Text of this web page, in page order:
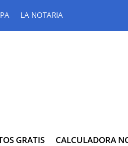
LA NOTARIA
GRATIS CALCULADORA